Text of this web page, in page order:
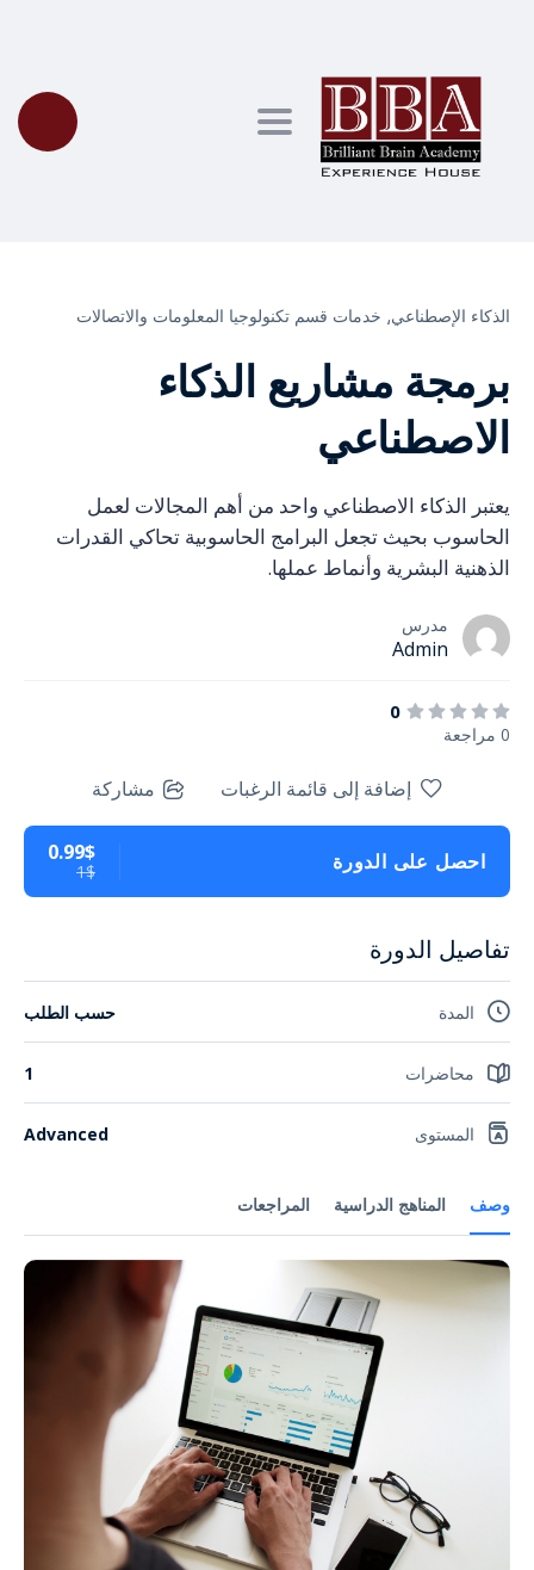
Toggle navigation
الذكاء الإصطناعي⸲ خدمات قسم تكنولوجيا المعلومات والاتصالات
برمجة مشاريع الذكاء
الاصطناعي
يعتبر الذكاء الاصطناعي واحد من أهم المجالات لعمل
الحاسوب بحيث تجعل البرامج الحاسوبية تحاكي القدرات
الذهنية البشرية وأنماط عملها.
مدرس
Admin
0
0 مراجعة
وصف المناهج الدراسية المراجعات
إضافة إلى قائمة الرغبات مشاركة
احصل على الدورة 0.99$
1$
تفاصيل الدورة
المدة حسب الطلب
محاضرات 1
المستوى Advanced